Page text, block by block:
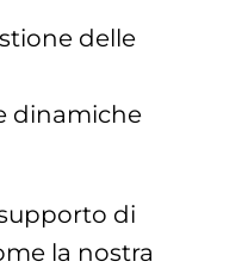
delle
dinamiche
di
la nostra